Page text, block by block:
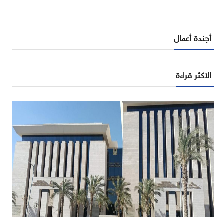
أجندة أعمال
الاكثر قراءة